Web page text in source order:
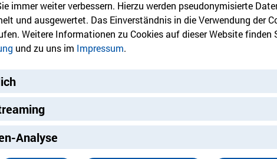
immer weiter verbessern. Hierzu werden pseudonymisierte
und ausgewertet. Das Einverständnis in die Verwendung der
Weitere Informationen zu Cookies auf dieser Website finden
und zu uns im Impressum.
Analyse